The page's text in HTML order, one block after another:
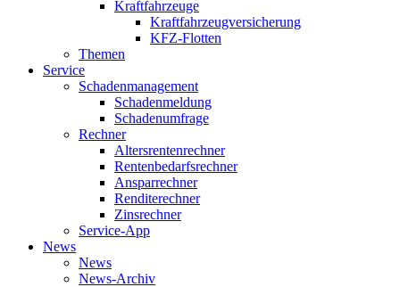
Kraftfahrzeuge
Kraftfahrzeugversicherung
KFZ-Flotten
Themen
Service
Schadenmanagement
Schadenmeldung
Schadenumfrage
Rechner
Altersrentenrechner
Rentenbedarfsrechner
Ansparrechner
Renditerechner
Zinsrechner
Service-App
News
News
News-Archiv